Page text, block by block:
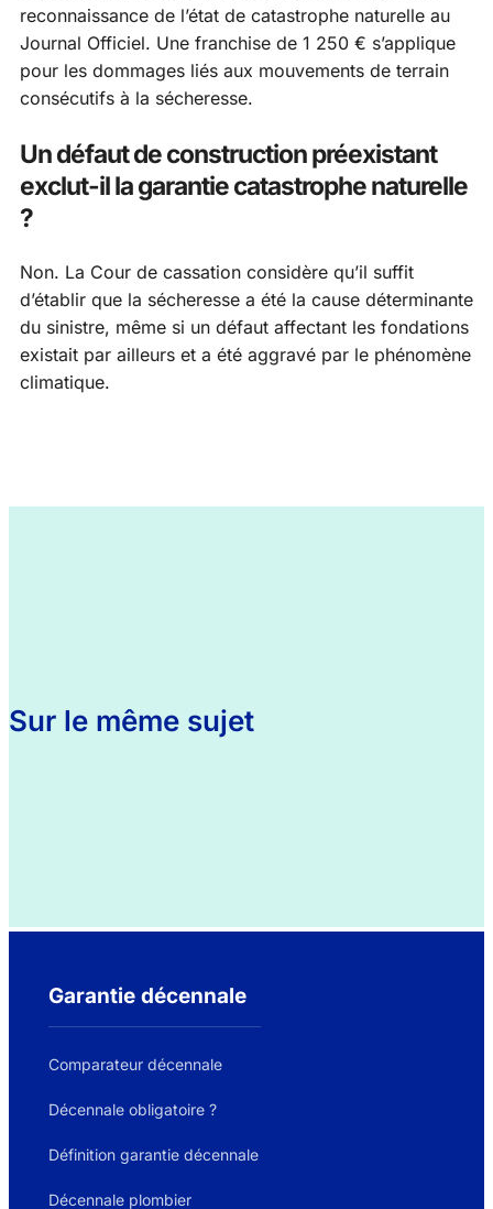
reconnaissance de l’état de catastrophe naturelle au
Journal Officiel. Une franchise de 1 250 € s’applique
pour les dommages liés aux mouvements de terrain
consécutifs à la sécheresse.
Un défaut de construction préexistant
exclut-il la garantie catastrophe naturelle
?
Non. La Cour de cassation considère qu’il suffit
d’établir que la sécheresse a été la cause déterminante
du sinistre, même si un défaut affectant les fondations
existait par ailleurs et a été aggravé par le phénomène
climatique.
Sur le même sujet
Garantie décennale
Comparateur décennale
Décennale obligatoire ?
Définition garantie décennale
Décennale plombier